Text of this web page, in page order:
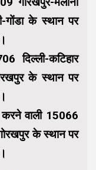
गोंडा के स्थान पर
दिल्ली-कटिहार
के स्थान पर
वाली 15066
के स्थान पर